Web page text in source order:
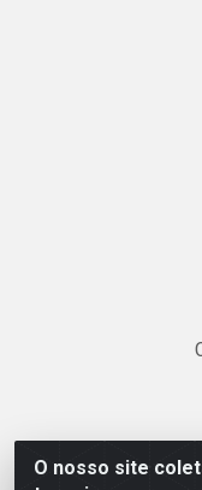
O nosso site
Linhavix